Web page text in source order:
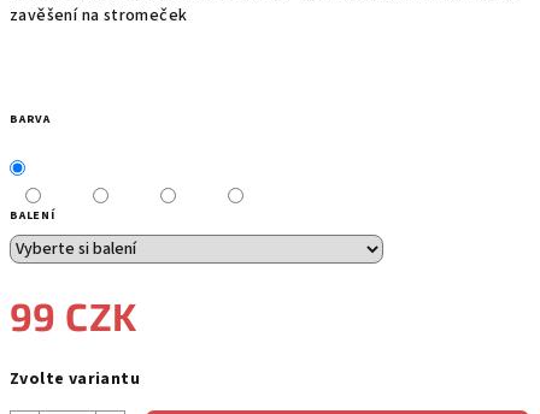
zavěšení na stromeček
BARVA
BALENÍ
99 CZK
cena:
Zvolte variantu